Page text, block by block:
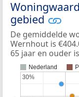
gebied
De gemiddelde
Wernhout is
65 jaar en ouder
Nederland
30%
30%